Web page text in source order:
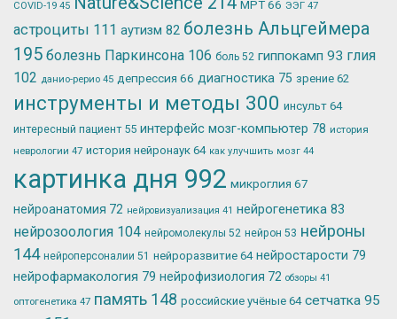
COVID-19 45 МРТ66 ЭЭГ 47
астроциты 111 аутизм 82 болезнь Альцгеймера
195 болезнь Паркинсона 106 боль 52 гиппокамп 93 глия
102 данио-рерио 45 депрессия 66 диагностика 75 зрение 62
инструменты и методы 300 инсульт 64
интересный пациент 55 интерфейс мозг-компьютер 78 история
неврологии 47 история нейронаук 64 как улучшить мозг 44
картинка дня 992 микроглия 67
нейроанатомия 72 нейровизуализация 41 нейрогенетика 83
нейрозоология 104 нейромолекулы 52 нейрон 53 нейроны
144 нейроперсоналии 51 нейроразвитие 64 нейростарости 79
нейрофармакология 79 нейрофизиология 72 обзоры 41
оптогенетика 47 память 148 российские учёные 64 сетчатка 95